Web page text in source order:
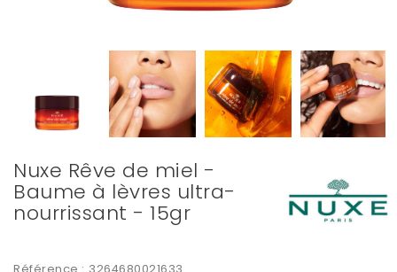
Nuxe Rêve de miel -
Baume à lèvres ultra-
nourrissant - 15gr